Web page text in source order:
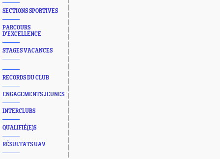
SECTIONS SPORTIVES
PARCOURS
D'EXCELLENCE
STAGES VACANCES
RECORDS DU CLUB
ENGAGEMENTS JEUNES
INTERCLUBS
QUALIFIÉ(E)S
RÉSULTATS UAV